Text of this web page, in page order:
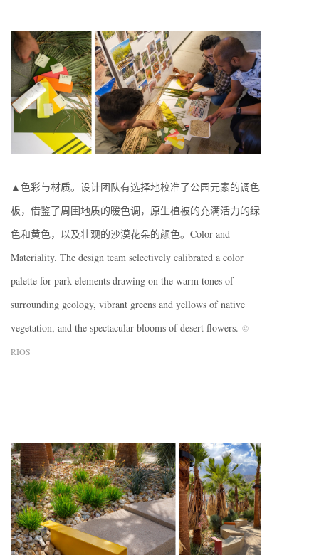
▲色彩与材质。设计团队有选择地校准了公园元素的调色
板，借鉴了周围地质的暖色调，原生植被的充满活力的绿
色和黄色，以及壮观的沙漠花朵的颜色。Color and
Materiality. The design team selectively calibrated a color
palette for park elements drawing on the warm tones of
surrounding geology, vibrant greens and yellows of native
vegetation, and the spectacular blooms of desert flowers. ©
RIOS